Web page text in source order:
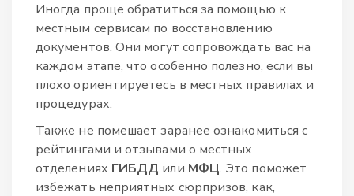
Иногда проще обратиться за помощью к
местным сервисам по восстановлению
документов. Они могут сопровождать вас на
каждом этапе, что особенно полезно, если вы
плохо ориентируетесь в местных правилах и
процедурах.
Также не помешает заранее ознакомиться с
рейтингами и отзывами о местных
отделениях ГИБДД или МФЦ. Это поможет
избежать неприятных сюрпризов, как,